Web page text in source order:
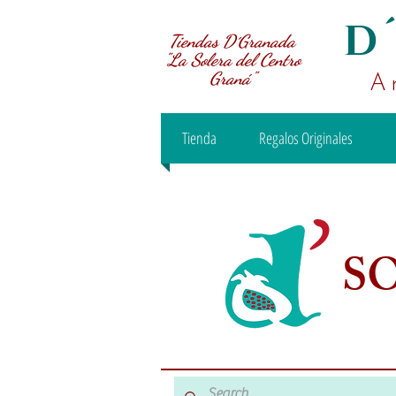
Tiendas D´Granada
"La Solera del Centro
Graná"
Tienda Regalos Originales